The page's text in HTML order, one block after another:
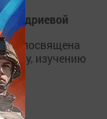
Садриевой
посвящена
изучению